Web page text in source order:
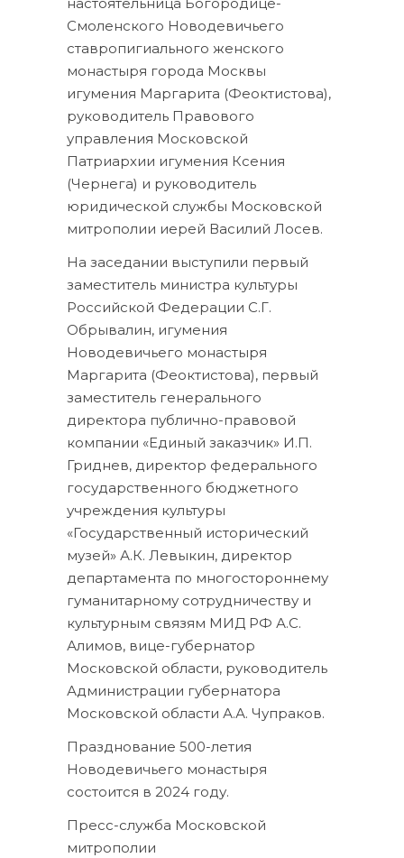
настоятельница Богородице-
Смоленского Новодевичьего
ставропигиального женского
монастыря города Москвы
игумения Маргарита (Феоктистова),
руководитель Правового
управления Московской
Патриархии игумения Ксения
(Чернега) и руководитель
юридической службы Московской
митрополии иерей Василий Лосев.
На заседании выступили первый
заместитель министра культуры
Российской Федерации С.Г.
Обрывалин, игумения
Новодевичьего монастыря
Маргарита (Феоктистова), первый
заместитель генерального
директора публично-правовой
компании «Единый заказчик» И.П.
Гриднев, директор федерального
государственного бюджетного
учреждения культуры
«Государственный исторический
музей» А.К. Левыкин, директор
департамента по многостороннему
гуманитарному сотрудничеству и
культурным связям МИД РФ А.С.
Алимов, вице-губернатор
Московской области, руководитель
Администрации губернатора
Московской области А.А. Чупраков.
Празднование 500-летия
Новодевичьего монастыря
состоится в 2024 году.
Пресс-служба Московской
митрополии